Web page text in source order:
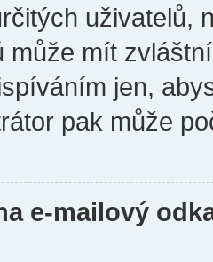
uživatelů,
může mít
jen,
pak může
e-mailový